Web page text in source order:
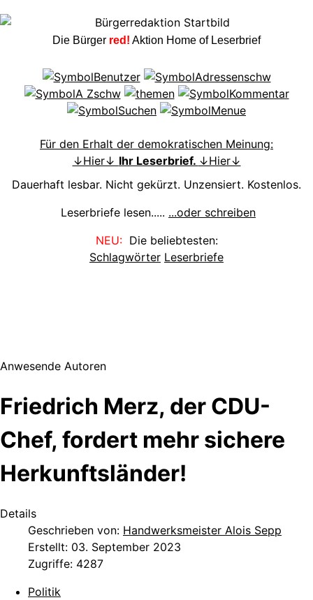
Die Bürger red! Aktion Home of Leserbrief
Für den Erhalt der demokratischen Meinung:
↓Hier↓ Ihr Leserbrief. ↓Hier↓
Dauerhaft lesbar. Nicht gekürzt. Unzensiert. Kostenlos.
Leserbriefe lesen..... ...oder schreiben
NEU:Die beliebtesten:
Schlagwörter Leserbriefe
Anwesende Autoren
Friedrich Merz, der CDU-
Chef, fordert mehr sichere
Herkunftsländer!
Details
Geschrieben von: Handwerksmeister Alois Sepp
Erstellt: 03. September 2023
Zugriffe: 4287
Politik